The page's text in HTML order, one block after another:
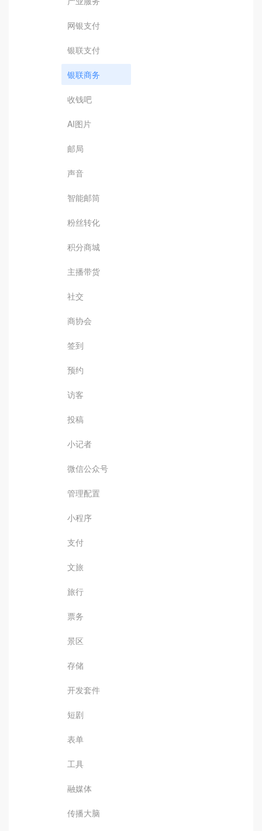
网银支付
银联支付
银联商务
收钱吧
AI图片
邮局
声音
智能邮筒
粉丝转化
积分商城
主播带货
社交
商协会
签到
预约
访客
投稿
小记者
微信公众号
管理配置
小程序
支付
文旅
旅行
票务
景区
存储
开发套件
短剧
表单
工具
融媒体
传播大脑